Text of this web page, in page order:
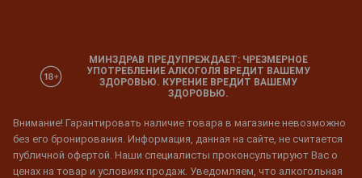
МИНЗДРАВ ПРЕДУПРЕЖДАЕТ: ЧРЕЗМЕРНОЕ
УПОТРЕБЛЕНИЕ АЛКОГОЛЯ ВРЕДИТ ВАШЕМУ
ЗДОРОВЬЮ. КУРЕНИЕ ВРЕДИТ ВАШЕМУ
ЗДОРОВЬЮ.
Внимание! Гарантировать наличие товара в магазине невозможно
без его бронирования. Информация, данная на сайте, не считается
публичной офертой. Наши специалисты проконсультируют Вас о
ценах на товар и условиях продаж. Уведомляем, что алкогольная